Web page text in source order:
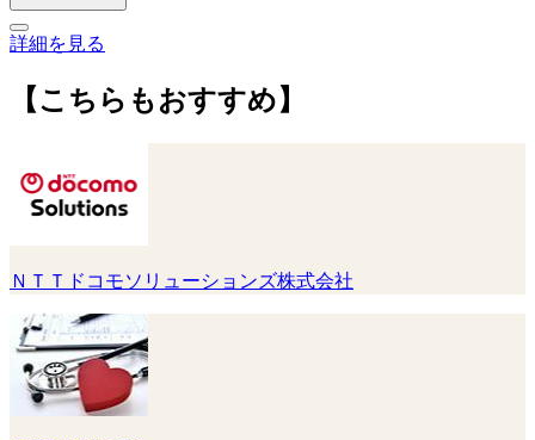
詳細を見る
【こちらもおすすめ】
ＮＴＴドコモソリューションズ株式会社